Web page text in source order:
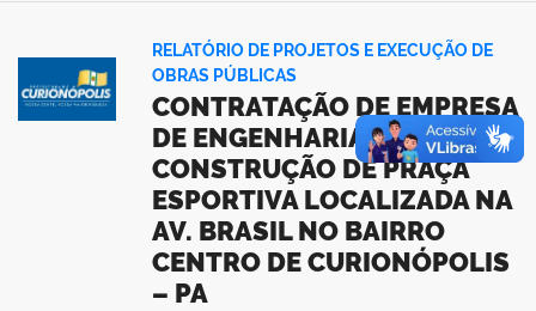
RELATÓRIO DE PROJETOS E EXECUÇÃO DE
OBRAS PÚBLICAS
CONTRATAÇÃO DE EMPRESA
DE ENGENHARIA PARA
CONSTRUÇÃO DE PRAÇA
ESPORTIVA LOCALIZADA NA
AV. BRASIL NO BAIRRO
CENTRO DE CURIONÓPOLIS
– PA